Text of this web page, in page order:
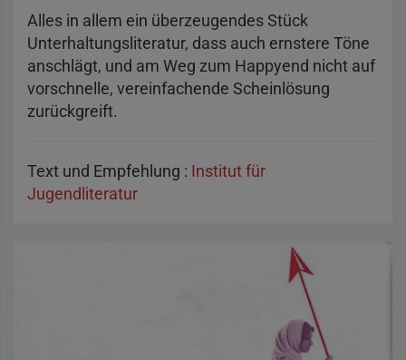
Alles in allem ein überzeugendes Stück
Unterhaltungsliteratur, dass auch ernstere Töne
anschlägt, und am Weg zum Happyend nicht auf
vorschnelle, vereinfachende Scheinlösung
zurückgreift.
Text und Empfehlung : Institut für
Jugendliteratur